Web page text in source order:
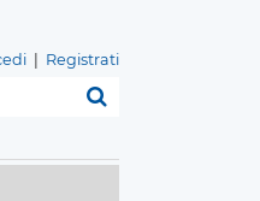
Registrati